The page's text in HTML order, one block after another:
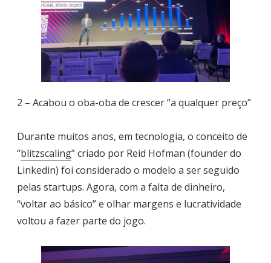
2 – Acabou o oba-oba de crescer “a qualquer preço”
Durante muitos anos, em tecnologia, o conceito de
“blitzscaling” criado por Reid Hofman (founder do
Linkedin) foi considerado o modelo a ser seguido
pelas startups. Agora, com a falta de dinheiro,
“voltar ao básico” e olhar margens e lucratividade
voltou a fazer parte do jogo.